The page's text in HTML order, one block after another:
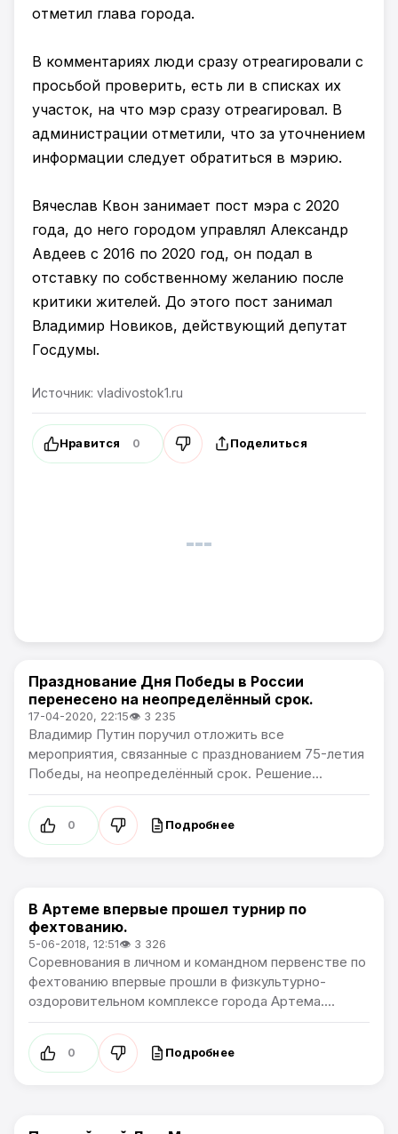
отметил глава города.
В комментариях люди сразу отреагировали с
просьбой проверить, есть ли в списках их
участок, на что мэр сразу отреагировал. В
администрации отметили, что за уточнением
информации следует обратиться в мэрию.
Вячеслав Квон занимает пост мэра с 2020
года, до него городом управлял Александр
Авдеев с 2016 по 2020 год, он подал в
отставку по собственному желанию после
критики жителей. До этого пост занимал
Владимир Новиков, действующий депутат
Госдумы.
Источник: vladivostok1.ru
Нравится 0 Поделиться
Общество
Празднование Дня Победы в России
перенесено на неопределённый срок.
17-04-2020, 22:15👁 3 235
Владимир Путин поручил отложить все
мероприятия, связанные с празднованием 75-летия
Победы, на неопределённый срок. Решение...
0 Подробнее
Общество
В Артеме впервые прошел турнир по
фехтованию.
5-06-2018, 12:51👁 3 326
Соревнования в личном и командном первенстве по
фехтованию впервые прошли в физкультурно-
оздоровительном комплексе города Артема....
0 Подробнее